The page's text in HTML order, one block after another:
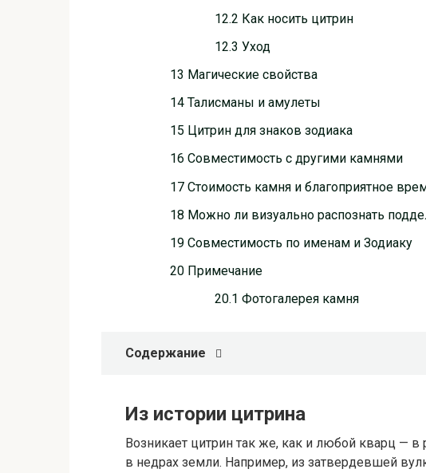
12.2 Как носить цитрин
12.3 Уход
13 Магические свойства
14 Талисманы и амулеты
15 Цитрин для знаков зодиака
16 Совместимость с другими камнями
17 Стоимость камня и благоприятное
18 Можно ли визуально распознать
19 Совместимость по именам и Зодиаку
20 Примечание
20.1 Фотогалерея камня
Содержание
Из истории цитрина
Возникает цитрин так же, как и любой кварц —
в недрах земли. Например, из затвердевшей